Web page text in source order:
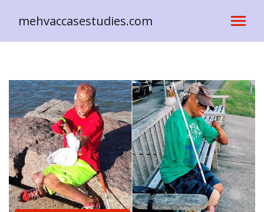
mehvaccasestudies.com